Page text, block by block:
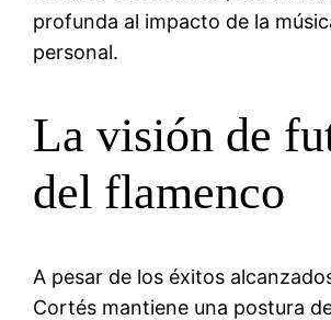
profunda al impacto de la
personal.
La visión de
del flamenco
A pesar de los éxitos
Cortés mantiene una postura